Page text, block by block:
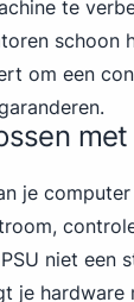
te
schoon
om een
met
je
niet een
je hardware